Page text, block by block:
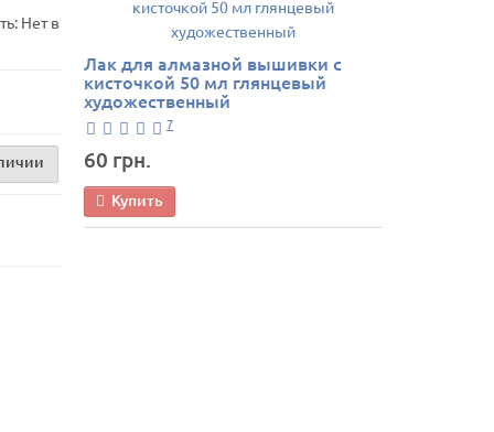
Нет в
Лак для алмазной вышивки с
кисточкой 50 мл глянцевый
художественный
7
60 грн.
Купить